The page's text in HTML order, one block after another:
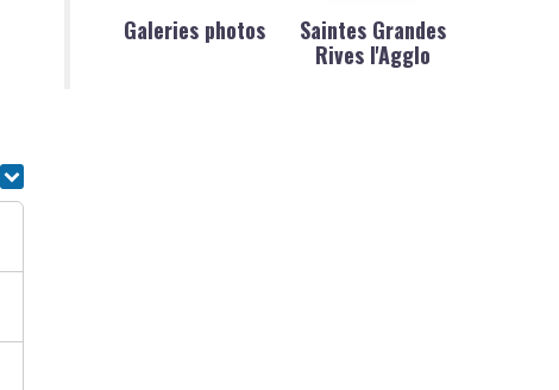
Galeries photos
Saintes Grandes
Rives l'Agglo